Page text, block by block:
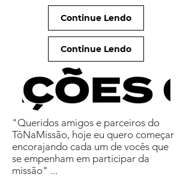
Continue Lendo
Continue Lendo
"Queridos amigos e parceiros do
TôNaMissão, hoje eu quero começar
encorajando cada um de vocês que
se empenham em participar da
missão" ...